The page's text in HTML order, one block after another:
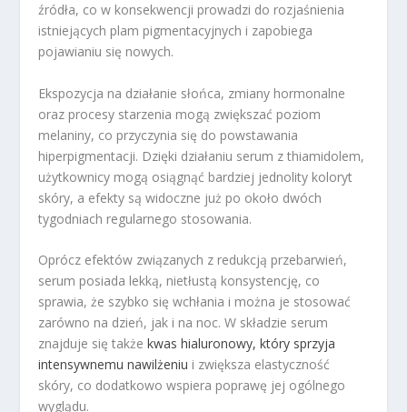
źródła, co w konsekwencji prowadzi do rozjaśnienia
istniejących plam pigmentacyjnych i zapobiega
pojawianiu się nowych.
Ekspozycja na działanie słońca, zmiany hormonalne
oraz procesy starzenia mogą zwiększać poziom
melaniny, co przyczynia się do powstawania
hiperpigmentacji. Dzięki działaniu serum z thiamidolem,
użytkownicy mogą osiągnąć bardziej jednolity koloryt
skóry, a efekty są widoczne już po około dwóch
tygodniach regularnego stosowania.
Oprócz efektów związanych z redukcją przebarwień,
serum posiada lekką, nietłustą konsystencję, co
sprawia, że szybko się wchłania i można je stosować
zarówno na dzień, jak i na noc. W składzie serum
znajduje się takżekwas hialuronowy, który sprzyja
intensywnemu nawilżeniu i zwiększa elastyczność
skóry, co dodatkowo wspiera poprawę jej ogólnego
wyglądu.